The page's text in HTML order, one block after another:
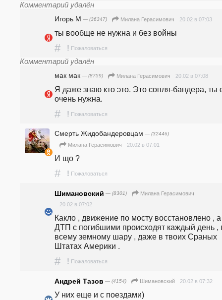
Комментарий удалён
Игорь М — (36347) Милана Герасимович 20.02 в 07:03
ты вообще не нужна и без войны
# ! Пожаловаться
Комментарий удалён
мак мак — (8759) Милана Герасимович 20.02 в 07:08
Я даже знаю кто это. Это сопля-бандера, ты
очень нужна.
# ! Пожаловаться
Смерть Жидобандеровцам — (32446)
Милана Герасимович 20.02 в 07:01
И що ?
# ! Пожаловаться
Шимановский — (8301)
Милана Герасимович
20.02 в 07:02
Какло , движение по мосту восстановлено , а
ДТП с погибшими происходят каждый день ,
всему земному шару , даже в твоих Сраных
Штатах Америки .
# ! Пожаловаться
Андрей Тазов — (4154) Шимановский 20.02 в 07:32
У них еще и с поездами)